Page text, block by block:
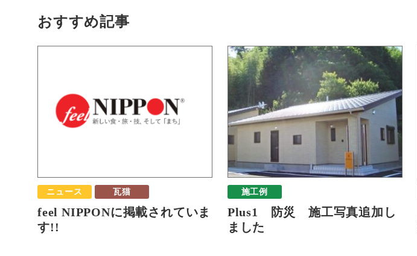
おすすめ記事
ニュース 瓦猫
feel NIPPONに掲載されていま
す!!
施工例
Plus1 防災 施工写真追加し
ました